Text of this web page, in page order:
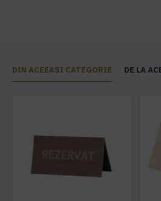
DIN ACEEASI CATEGORIE DE LA